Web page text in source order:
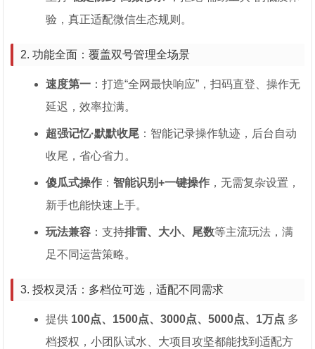
验，真正适配微信生态规则。
2. 功能全面：覆盖双号管理全场景
速度第一 ：打造“全网最快响应”，扫码直登、操作无
延迟，效率拉满。
超强记忆·默默收尾 ：智能记录操作轨迹，后台自动
收尾，省心省力。
傻瓜式操作 ：智能识别+一键操作 ，无需复杂设置，
新手也能快速上手。
玩法兼容 ：支持排雷、大小、尾数等主流玩法，满
足不同运营策略。
3. 授权灵活：多档位可选，适配不同需求
提供 100点、1500点、3000点、5000点、1万点 多
档授权，小团队试水、大项目攻坚都能找到适配方